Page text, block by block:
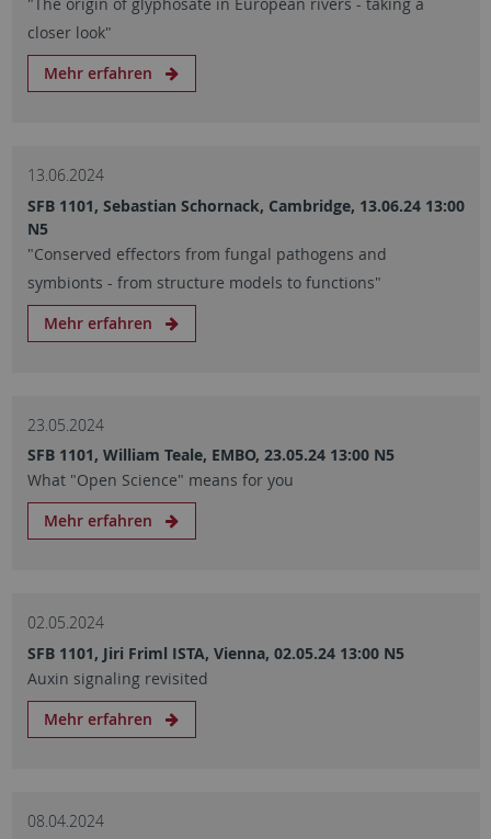
closer look"
Mehr erfahren
13.06.2024
SFB 1101, Sebastian Schornack, Cambridge, 13.06.24 13:00
N5
"Conserved effectors from fungal pathogens and
symbionts - from structure models to functions"
Mehr erfahren
23.05.2024
SFB 1101, William Teale, EMBO, 23.05.24 13:00 N5
What "Open Science" means for you
Mehr erfahren
02.05.2024
SFB 1101, Jiri Friml ISTA, Vienna, 02.05.24 13:00 N5
Auxin signaling revisited
Mehr erfahren
08.04.2024